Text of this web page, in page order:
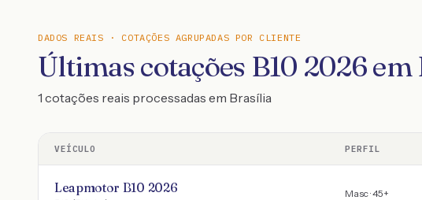
DADOS REAIS · COTAÇÕES AGRUPADAS POR CLIENTE
Últimas cotações B10 2026
1 cotações reais processadas em Brasília
VEÍCULO PERFIL
Leapmotor B10 2026 Masc · 45+